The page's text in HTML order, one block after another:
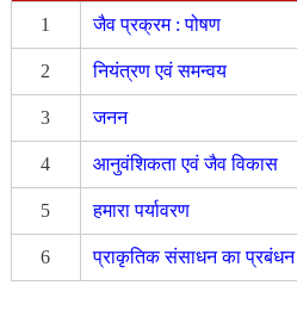
1 जैव प्रक्रम : पोषण
2 नियंत्रण एवं समन्वय
3 जनन
4 आनुवंशिकता एवं जैव विकास
5 हमारा पर्यावरण
6 प्राकृतिक संसाधन का प्रबंधन